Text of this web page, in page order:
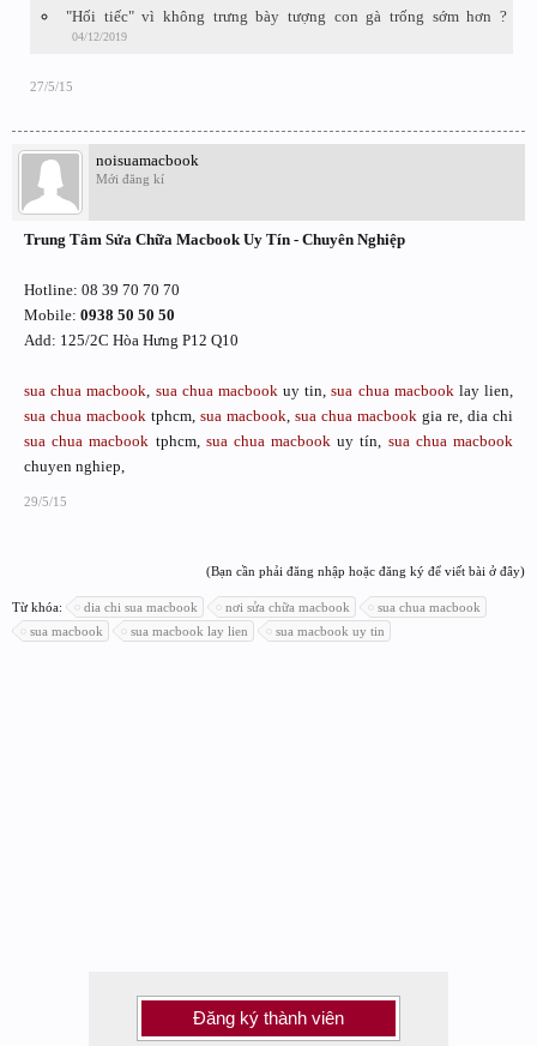
"Hối tiếc" vì không trưng bày tượng con gà trống sớm hơn ?
04/12/2019
27/5/15
noisuamacbook
Mới đăng kí
Trung Tâm Sửa Chữa Macbook Uy Tín - Chuyên Nghiệp
Hotline: 08 39 70 70 70
Mobile: 0938 50 50 50
Add: 125/2C Hòa Hưng P12 Q10
sua chua macbook, sua chua macbookuy tin,sua chua macbooklay lien,
sua chua macbook tphcm, sua macbook, sua chua macbook gia re, dia chi
sua chua macbook tphcm, sua chua macbook uy tín, sua chua macbook
chuyen nghiep,
29/5/15
(Bạn cần phải đăng nhập hoặc đăng ký để viết bài ở đây)
Từ khóa: dia chi sua macbook nơi sửa chữa macbook
sua chua macbook
sua macbook
sua macbook lay lien sua macbook uy tin
Đăng ký thành viên